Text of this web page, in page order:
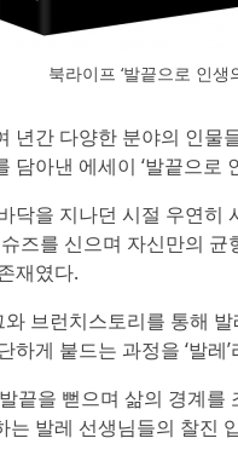
북라이프 ‘발끝으로 인생
년간 다양한 분야의 인물
아낸 에세이 ‘발끝으로
닥을 지나던 시절 우연
즈를 신으며 자신만의
재였다.
브런치스토리를 통해
게 붙드는 과정을 ‘발레
끝을 뻗으며 삶의 경계
발레 선생님들의 찰진